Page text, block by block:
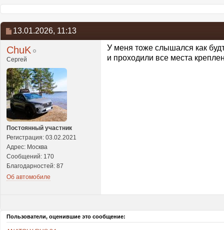
13.01.2026, 11:13
ChuK
Сергей
Постоянный участник
Регистрация: 03.02.2021
Адрес: Москва
Сообщений: 170
Благодарностей: 87
Об автомобиле
У меня тоже слышался как
и проходили все места
Пользователи, оценившие это сообщение: